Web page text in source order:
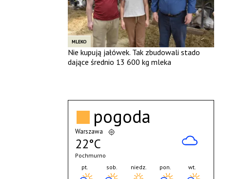
MLEKO
Nie kupują jałówek. Tak zbudowali stado
dające średnio 13 600 kg mleka
pogoda
Warszawa
22°C
Pochmurno
pt.
sob. niedz. pon. wt.